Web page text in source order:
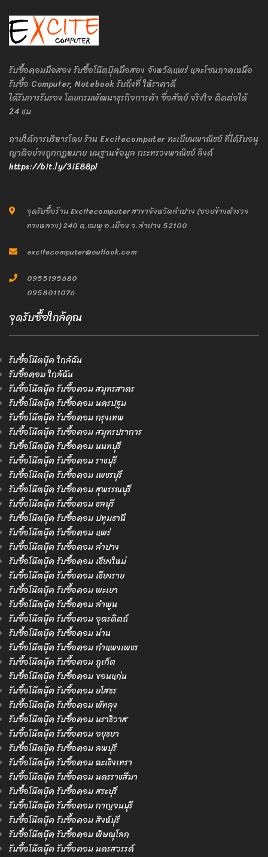
รับซื้อคอมมือสอง รับซื้อโน๊ตบุ๊คมือสอง จังหวัดแพร่ และโซนภาคเหนือ
รับซื้อ Computer, Notebook รับถึงที่ ให้ราคาดี
ได้รับการรับรอง โดยกรมพัฒนาธุรกิจการค้า ซื่อสัตย์ จริงใจ ติดต่อได้
24 ชม
ภายใต้การบริหารโดย ร้าน Excitecomputer ทะเบียนพาณิชย์ ที่ได้รับอนุ
ญาติอย่างถูกกฎหมาย บนฐานข้อมูล กระทรวงพาณิชย์ ลิงค์
https://bit.ly/3iE88pl
จุดรับซื้อร้าน Excitecomputer สาขาจังหวัดลำปาง (ซอยข้างตำรวจ
ทางหลวง) 240 ต.ชมพู อ.เมือง จ.ลำปาง 52100
excitecomputer@outlook.com
0955195680
0958011076
จุดรับซื้อใกล้คุณ
รับซื้อโน๊ตบุ๊ค ใกล้ฉัน
รับซื้อคอม ใกล้ฉัน
รับซื้อโน๊ตบุ๊ค รับซื้อคอม สมุทรสาคร
รับซื้อโน๊ตบุ๊ค รับซื้อคอม นครปฐม
รับซื้อโน๊ตบุ๊ค รับซื้อคอม กรุงเทพ
รับซื้อโน๊ตบุ๊ค รับซื้อคอม สมุทรปราการ
รับซื้อโน๊ตบุ๊ค รับซื้อคอม นนทบุรี
รับซื้อโน๊ตบุ๊ค รับซื้อคอม ราชบุรี
รับซื้อโน๊ตบุ๊ค รับซื้อคอม เพชรบุรี
รับซื้อโน๊ตบุ๊ค รับซื้อคอม สุพรรณบุรี
รับซื้อโน๊ตบุ๊ค รับซื้อคอม ชลบุรี
รับซื้อโน๊ตบุ๊ค รับซื้อคอม ปทุมธานี
รับซื้อโน๊ตบุ๊ค รับซื้อคอม แพร่
รับซื้อโน๊ตบุ๊ค รับซื้อคอม ลำปาง
รับซื้อโน๊ตบุ๊ค รับซื้อคอม เชียงใหม่
รับซื้อโน๊ตบุ๊ค รับซื้อคอม เชียงราย
รับซื้อโน๊ตบุ๊ค รับซื้อคอม พะเยา
รับซื้อโน๊ตบุ๊ค รับซื้อคอม ลำพูน
รับซื้อโน๊ตบุ๊ค รับซื้อคอม อุตรดิตถ์
รับซื้อโน๊ตบุ๊ค รับซื้อคอม น่าน
รับซื้อโน๊ตบุ๊ค รับซื้อคอม กำแพงเพชร
รับซื้อโน๊ตบุ๊ค รับซื้อคอม ภูเก็ต
รับซื้อโน๊ตบุ๊ค รับซื้อคอม ขอนแก่น
รับซื้อโน๊ตบุ๊ค รับซื้อคอม ยโสธร
รับซื้อโน๊ตบุ๊ค รับซื้อคอม พัทลุง
รับซื้อโน๊ตบุ๊ค รับซื้อคอม นราธิวาส
รับซื้อโน๊ตบุ๊ค รับซื้อคอม อยุธยา
รับซื้อโน๊ตบุ๊ค รับซื้อคอม ลพบุรี
รับซื้อโน๊ตบุ๊ค รับซื้อคอม ฉะเชิงเทรา
รับซื้อโน๊ตบุ๊ค รับซื้อคอม นครราชสีมา
รับซื้อโน๊ตบุ๊ค รับซื้อคอม สระบุรี
รับซื้อโน๊ตบุ๊ค รับซื้อคอม กาญจนบุรี
รับซื้อโน๊ตบุ๊ค รับซื้อคอม สิงห์บุรี
รับซื้อโน๊ตบุ๊ค รับซื้อคอม พิษณุโลก
รับซื้อโน๊ตบุ๊ค รับซื้อคอม นครสวรรค์